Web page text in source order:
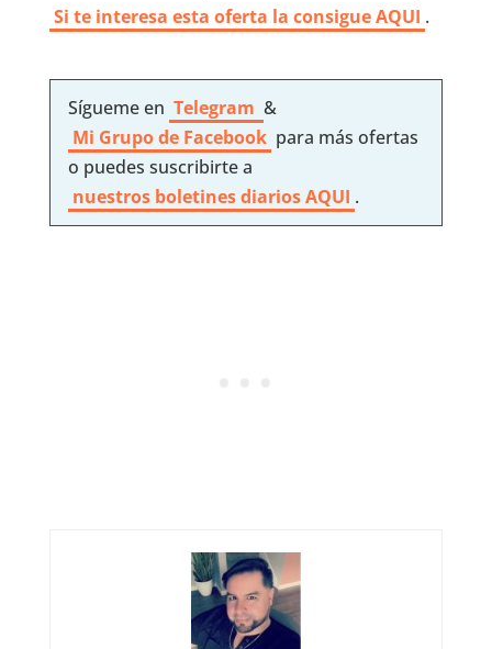
Si te interesa esta oferta la consigue AQUI .
Sígueme en Telegram &
Mi Grupo de Facebook para más ofertas
o puedes suscribirte a
nuestros boletines diarios AQUI .